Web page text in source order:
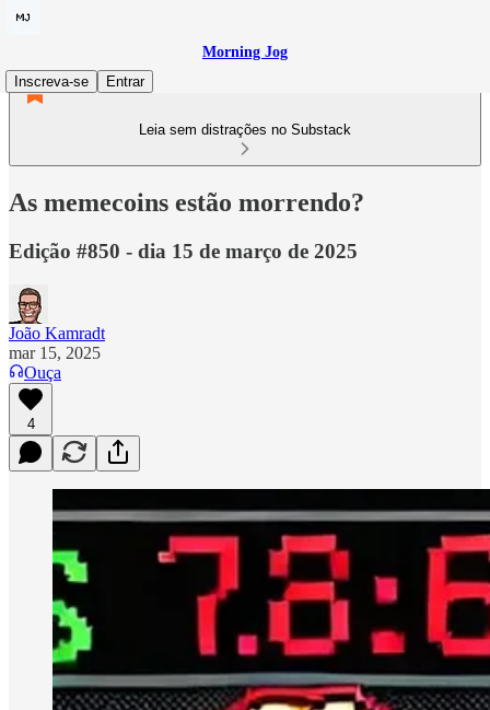
Morning Jog
Inscreva-se
Entrar
Leia sem distrações no Substack
As memecoins estão morrendo?
Edição #850 - dia 15 de março de 2025
João Kamradt
mar 15, 2025
Ouça
4